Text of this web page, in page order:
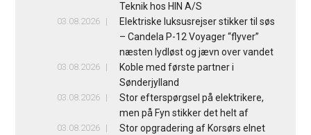
Teknik hos HIN A/S
03.08.2026
Elektriske luksusrejser stikker til søs
– Candela P-12 Voyager “flyver”
næsten lydløst og jævn over vandet
03.08.2026
Koble med første partner i
Sønderjylland
03.08.2026
Stor efterspørgsel på elektrikere,
men på Fyn stikker det helt af
03.08.2026
Stor opgradering af Korsørs elnet